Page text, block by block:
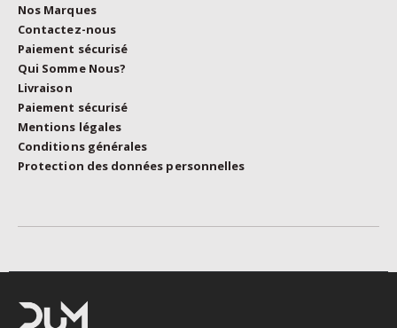
Nos Marques
Contactez-nous
Paiement sécurisé
Qui Somme Nous?
Livraison
Paiement sécurisé
Mentions légales
Conditions générales
Protection des données personnelles